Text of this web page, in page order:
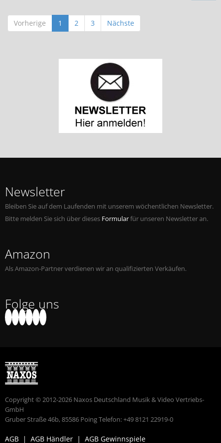
Vorherige 1 2 3 Nächste
Newsletter
Bleiben Sie auf dem Laufenden mit unserem wöchentlichen Newsletter.
Bitte melden Sie sich über dieses Formularfür unseren Newsletter an.
Amazon
Als Amazon-Partner verdienen wir an qualifizierten Verkäufen.
Folge uns
Copyright © 2012-2026 Naxos Deutschland Musik & Video Vertriebs-
GmbH
Gruber Straße 46b, 85586 Poing Telefon: +49 8121 22919-0
AGB | AGB Händler | AGB Gewinnspiele